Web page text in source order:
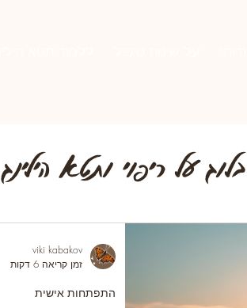
התפתחות אישית
viki kabakov
זמן קריאה 6 דקות
בלוג על ריפוי ותטא הילינג